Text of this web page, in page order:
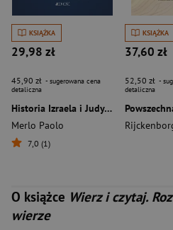
KSIĄŻKA
29,98 zł
45,90 zł - sugerowana cena
detaliczna
Historia Izraela i Judy w starożytności
Merlo Paolo
7,0 (1)
KSIĄŻKA
37,60 zł
52,50 zł -
detaliczna
O książce Wierz i czytaj.
wierze